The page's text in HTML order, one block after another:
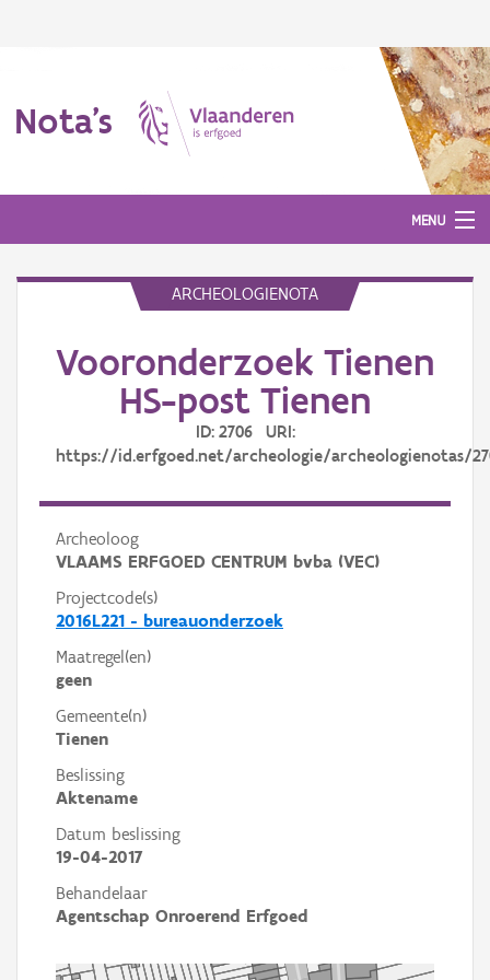
Nota's
MENU
Aanmelden
ARCHEOLOGIENOTA
Vooronderzoek Tienen
HS-post Tienen
ID: 2706 URI:
https://id.erfgoed.net/archeologie/archeologienotas/
Archeoloog
VLAAMS ERFGOED CENTRUM bvba (VEC)
Projectcode(s)
2016L221 - bureauonderzoek
Maatregel(en)
geen
Gemeente(n)
Tienen
Beslissing
Aktename
Datum beslissing
19-04-2017
Behandelaar
Agentschap Onroerend Erfgoed